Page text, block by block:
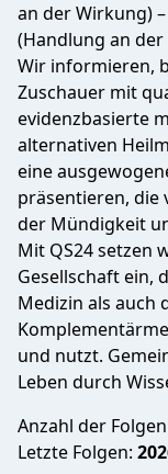
an der Wirkung)
(Handlung an der
Wir informieren,
Zuschauer mit
evidenzbasierte
alternativen
eine
präsentieren, die
der Mündigkeit
Mit QS24 setzen
Gesellschaft ein,
Medizin als auch
und nutzt.
Leben durch
Anzahl der
Letzte Folgen: